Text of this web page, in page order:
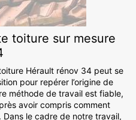
toiture sur mesure
Hérault rénov 34 peut se
pour repérer l’origine de
méthode de travail est fiable,
avoir compris comment
Dans le cadre de notre travail,